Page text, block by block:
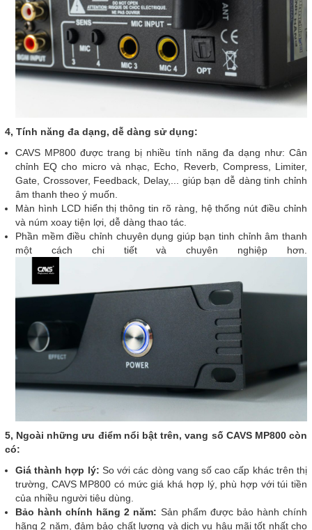
4, Tính năng đa dạng, dễ dàng sử dụng:
CAVS MP800 được trang bị nhiều tính năng đa dạng như: Cân
chỉnh EQ cho micro và nhạc, Echo, Reverb, Compress, Limiter,
Gate, Crossover, Feedback, Delay,... giúp bạn dễ dàng tinh chỉnh
âm thanh theo ý muốn.
Màn hình LCD hiển thị thông tin rõ ràng, hệ thống nút điều chỉnh
và núm xoay tiện lợi, dễ dàng thao tác.
Phần mềm điều chỉnh chuyên dụng giúp bạn tinh chỉnh âm thanh
một cách chi tiết và chuyên nghiệp hơn.
5, Ngoài những ưu điểm nổi bật trên, vang số CAVS MP800 còn
có:
Giá thành hợp lý: So với các dòng vang số cao cấp khác trên thị
trường, CAVS MP800 có mức giá khá hợp lý, phù hợp với túi tiền
của nhiều người tiêu dùng.
Bảo hành chính hãng 2 năm: Sản phẩm được bảo hành chính
hãng 2 năm, đảm bảo chất lượng và dịch vụ hậu mãi tốt nhất cho